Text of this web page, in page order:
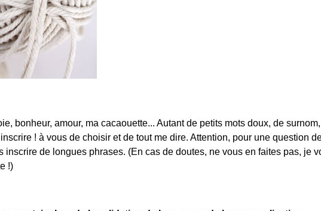
bonheur, amour, ma cacaouette... Autant de petits mots doux, de
! à vous de choisir et de tout me dire. Attention, pour une question
inscrire de longues phrases. (En cas de doutes, ne vous en faites pas, je
!)